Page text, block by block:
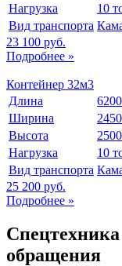
Нагрузка
10
Вид транспорта
23 100 руб.
Подробнее »
Контейнер 32м3
Длина
Ширина
Высота
Нагрузка
10
Вид транспорта
25 200 руб.
Подробнее »
обращения